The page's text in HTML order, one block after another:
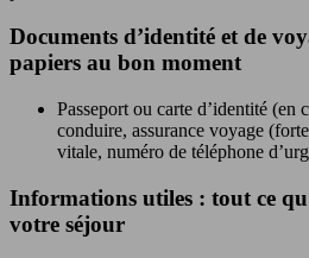
Documents d’identité et de
papiers au bon moment
Passeport ou carte d’identité (en
conduire, assurance voyage
vitale, numéro de téléphone
Informations utiles : tout ce
votre séjour